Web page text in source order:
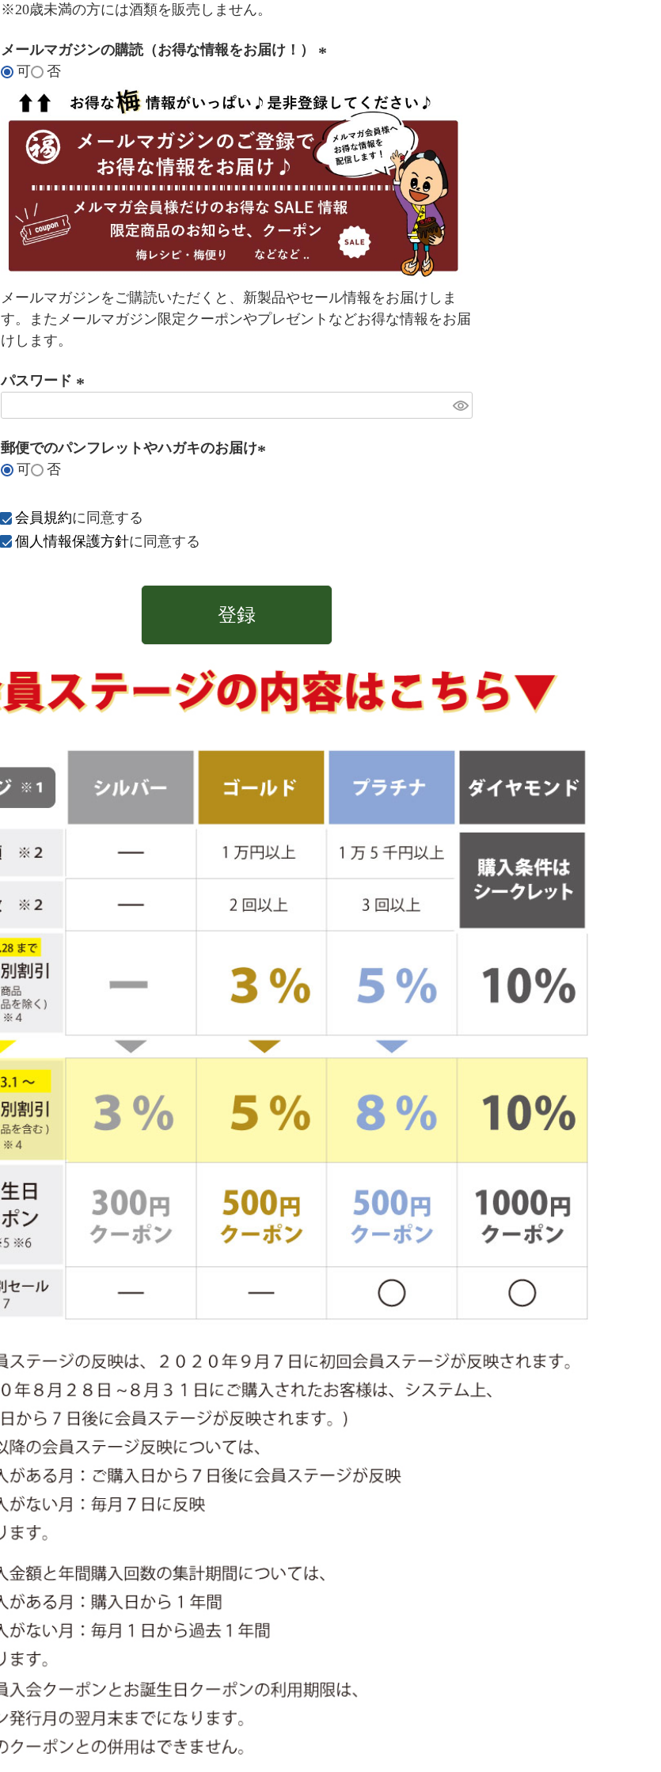
※20歳未満の方には酒類を販売しません。
メールマガジンの購読（お得な情報をお届け！）
必
須
)
可 否
メールマガジンをご購読いただくと、新製品やセール情報をお届けしま
す。またメールマガジン限定クーポンやプレゼントなどお得な情報をお届
けします。
パスワード
須
郵便でのパンフレットやハガキのお届け
可 否
会員規約に同意する
個人情報保護方針に同意する
登録